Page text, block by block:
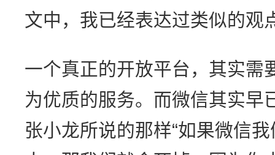
文中，我已经表达过类似的观
一个真正的开放平台，其实需
为优质的服务。而微信其实早
张小龙所说的那样“如果微信